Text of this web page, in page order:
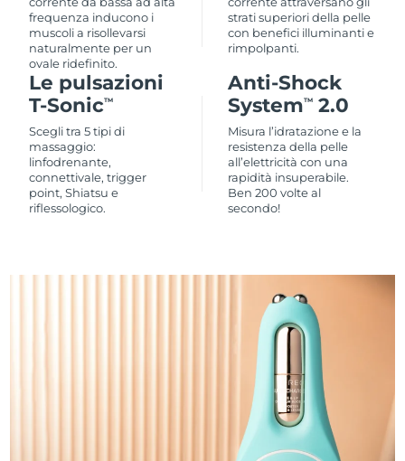
frequenza inducono i
muscoli a risollevarsi
naturalmente per un
ovale ridefinito.
strati superiori della pelle
con benefici illuminanti e
rimpolpanti.
Le pulsazioni
T-SonicTM
Scegli tra 5 tipi di
massaggio:
linfodrenante,
connettivale, trigger
point, Shiatsu e
riflessologico.
Anti-Shock
SystemTM 2.0
Misura l’idratazione e la
resistenza della pelle
all’elettricità con una
rapidità insuperabile.
Ben 200 volte al
secondo!